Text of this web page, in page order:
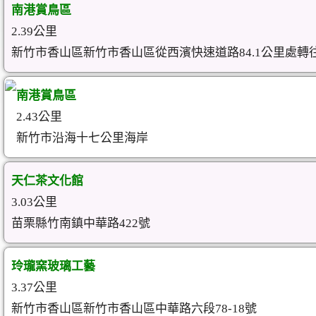
南港賞鳥區
2.39公里
新竹市香山區新竹市香山區從西濱快速道路84.1公里處轉
南港賞鳥區
2.43公里
新竹市沿海十七公里海岸
天仁茶文化館
3.03公里
苗栗縣竹南鎮中華路422號
玲瓏窯玻璃工藝
3.37公里
新竹市香山區新竹市香山區中華路六段78-18號